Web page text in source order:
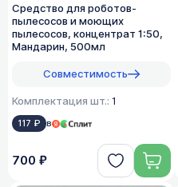
Средство для роботов-
пылесосов и моющих
пылесосов, концентрат 1:50,
Мандарин, 500мл
Совместимость
Комплектация шт.: 1
117 ₽ в
700 ₽